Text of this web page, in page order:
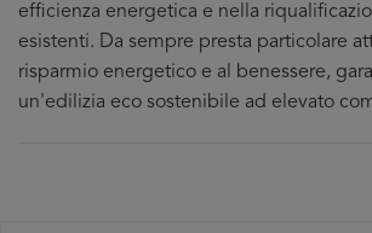
efficienza energetica e nella
esistenti. Da sempre presta particolare
risparmio energetico e al benessere,
un'edilizia eco sostenibile ad elevato